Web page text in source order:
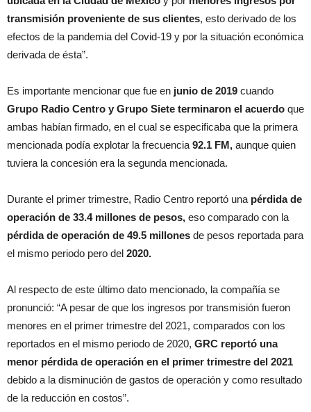
transmisión proveniente de sus clientes, esto derivado de los
efectos de la pandemia del Covid-19 y por la situación económica
derivada de ésta”.
Es importante mencionar que fue en junio de 2019 cuando
Grupo Radio Centro y Grupo Siete terminaron el acuerdo que
ambas habían firmado, en el cual se especificaba que la primera
mencionada podía explotar la frecuencia 92.1 FM, aunque quien
tuviera la concesión era la segunda mencionada.
Durante el primer trimestre, Radio Centro reportó una pérdida de
operación de 33.4 millones de pesos, eso comparado con la
pérdida de operación de 49.5 millones de pesos reportada para
el mismo periodo pero del 2020.
Al respecto de este último dato mencionado, la compañía se
pronunció: “A pesar de que los ingresos por transmisión fueron
menores en el primer trimestre del 2021, comparados con los
reportados en el mismo periodo de 2020, GRC reportó una
menor pérdida de operación en el primer trimestre del 2021
debido a la disminución de gastos de operación y como resultado
de la reducción en costos”.